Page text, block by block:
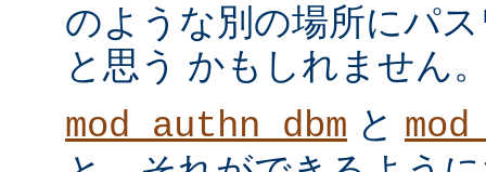
のような別の場所にパ
と思う かもしれません
mod_authn_dbm と